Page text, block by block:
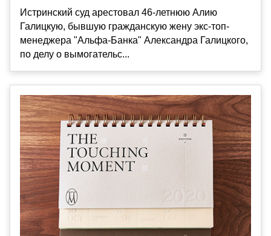
Истринский суд арестовал 46-летнюю Алию
Галицкую, бывшую гражданскую жену экс-топ-
менеджера "Альфа-Банка" Александра Галицкого,
по делу о вымогательс...